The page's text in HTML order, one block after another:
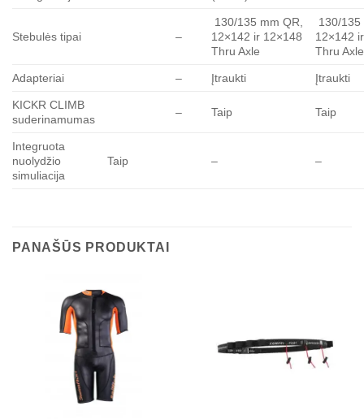
Stebulės tipai –
130/135 mm QR,
12×142 ir 12×148
Thru Axle
130/135
12×142
Thru Axle
Adapteriai – Įtraukti Įtraukti
KICKR CLIMB
suderinamumas
– Taip Taip
Integruota
nuolydžio
simuliacija
Taip – –
PANAŠŪS PRODUKTAI